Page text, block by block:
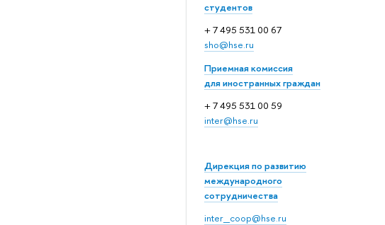
студентов
+ 7 495 531 00 67
sho@hse.ru
Приемная комиссия
для иностранных граждан
+ 7 495 531 00 59
inter@hse.ru
Дирекция по развитию
международного
сотрудничества
inter_coop@hse.ru